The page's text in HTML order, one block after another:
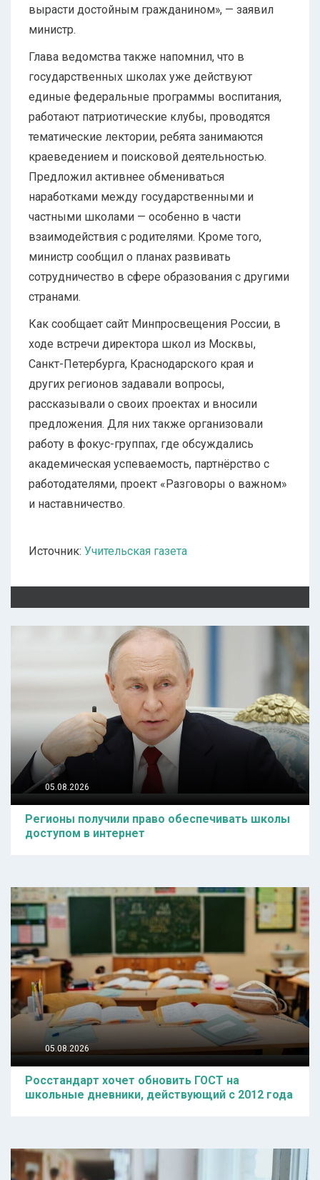
вырасти достойным гражданином», — заявил
министр.
Глава ведомства также напомнил, что в
государственных школах уже действуют
единые федеральные программы воспитания,
работают патриотические клубы, проводятся
тематические лектории, ребята занимаются
краеведением и поисковой деятельностью.
Предложил активнее обмениваться
наработками между государственными и
частными школами — особенно в части
взаимодействия с родителями. Кроме того,
министр сообщил о планах развивать
сотрудничество в сфере образования с другими
странами.
Как сообщает сайт Минпросвещения России, в
ходе встречи директора школ из Москвы,
Санкт-Петербурга, Краснодарского края и
других регионов задавали вопросы,
рассказывали о своих проектах и вносили
предложения. Для них также организовали
работу в фокус-группах, где обсуждались
академическая успеваемость, партнёрство с
работодателями, проект «Разговоры о важном»
и наставничество.
Источник: Учительская газета
05.08.2026
Регионы получили право обеспечивать школы
доступом в интернет
05.08.2026
Росстандарт хочет обновить ГОСТ на
школьные дневники, действующий с 2012 года